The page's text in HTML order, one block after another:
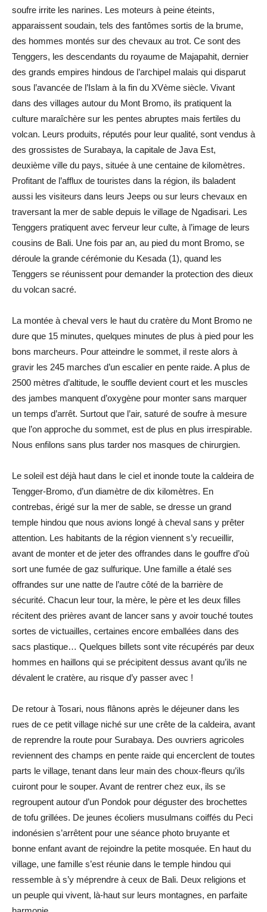
soufre irrite les narines. Les moteurs à peine éteints,
apparaissent soudain, tels des fantômes sortis de la brume,
des hommes montés sur des chevaux au trot. Ce sont des
Tenggers, les descendants du royaume de Majapahit, dernier
des grands empires hindous de l’archipel malais qui disparut
sous l’avancée de l’Islam à la fin du XVème siècle. Vivant
dans des villages autour du Mont Bromo, ils pratiquent la
culture maraîchère sur les pentes abruptes mais fertiles du
volcan. Leurs produits, réputés pour leur qualité, sont vendus à
des grossistes de Surabaya, la capitale de Java Est,
deuxième ville du pays, située à une centaine de kilomètres.
Profitant de l’afflux de touristes dans la région, ils baladent
aussi les visiteurs dans leurs Jeeps ou sur leurs chevaux en
traversant la mer de sable depuis le village de Ngadisari. Les
Tenggers pratiquent avec ferveur leur culte, à l’image de leurs
cousins de Bali. Une fois par an, au pied du mont Bromo, se
déroule la grande cérémonie du Kesada (1), quand les
Tenggers se réunissent pour demander la protection des dieux
du volcan sacré.
La montée à cheval vers le haut du cratère du Mont Bromo ne
dure que 15 minutes, quelques minutes de plus à pied pour les
bons marcheurs. Pour atteindre le sommet, il reste alors à
gravir les 245 marches d’un escalier en pente raide. A plus de
2500 mètres d’altitude, le souffle devient court et les muscles
des jambes manquent d’oxygène pour monter sans marquer
un temps d’arrêt. Surtout que l’air, saturé de soufre à mesure
que l’on approche du sommet, est de plus en plus irrespirable.
Nous enfilons sans plus tarder nos masques de chirurgien.
Le soleil est déjà haut dans le ciel et inonde toute la caldeira de
Tengger-Bromo, d’un diamètre de dix kilomètres. En
contrebas, érigé sur la mer de sable, se dresse un grand
temple hindou que nous avions longé à cheval sans y prêter
attention. Les habitants de la région viennent s’y recueillir,
avant de monter et de jeter des offrandes dans le gouffre d’où
sort une fumée de gaz sulfurique. Une famille a étalé ses
offrandes sur une natte de l’autre côté de la barrière de
sécurité. Chacun leur tour, la mère, le père et les deux filles
récitent des prières avant de lancer sans y avoir touché toutes
sortes de victuailles, certaines encore emballées dans des
sacs plastique… Quelques billets sont vite récupérés par deux
hommes en haillons qui se précipitent dessus avant qu’ils ne
dévalent le cratère, au risque d’y passer avec !
De retour à Tosari, nous flânons après le déjeuner dans les
rues de ce petit village niché sur une crête de la caldeira, avant
de reprendre la route pour Surabaya. Des ouvriers agricoles
reviennent des champs en pente raide qui encerclent de toutes
parts le village, tenant dans leur main des choux-fleurs qu’ils
cuiront pour le souper. Avant de rentrer chez eux, ils se
regroupent autour d’un Pondok pour déguster des brochettes
de tofu grillées. De jeunes écoliers musulmans coiffés du Peci
indonésien s’arrêtent pour une séance photo bruyante et
bonne enfant avant de rejoindre la petite mosquée. En haut du
village, une famille s’est réunie dans le temple hindou qui
ressemble à s’y méprendre à ceux de Bali. Deux religions et
un peuple qui vivent, là-haut sur leurs montagnes, en parfaite